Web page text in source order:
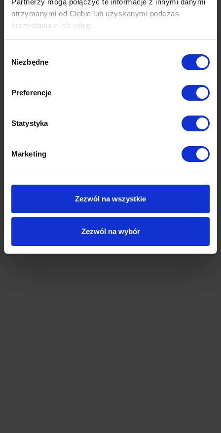
otrzymanymi od Ciebie lub uzyskanymi podczas
korzystania z ich usług.
zgody
Niezbędne
Preferencje
Statystyka
Marketing
Zezwól na wszystkie
Zezwól na wybór